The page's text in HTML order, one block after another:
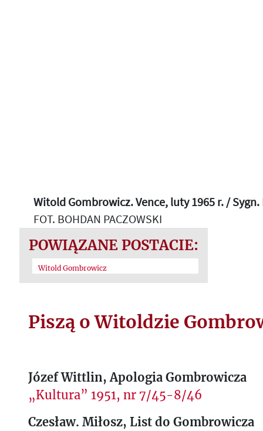
Witold Gombrowicz. Vence, luty 1965 r. / Sygn.
FOT. BOHDAN PACZOWSKI
POWIĄZANE POSTACIE:
Witold Gombrowicz
Piszą o Witoldzie
Józef Wittlin, Apologia Gombrowicza
„Kultura” 1951, nr 7/45-8/46
Czesław. Miłosz, List do Gombrowicza